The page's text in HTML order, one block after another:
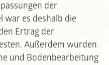
der
war es deshalb die
Ertrag der
Außerdem wurden
und Bodenbearbeitung